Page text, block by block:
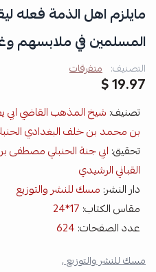
مايلزم اهل الذمة فعله
المسلمين في ملابسهم
التصنيف: متفرقات
19.97 $
تصنيف: شيخ المذهب القاضي ابي
بن محمد بن خلف البغدادي
تحقيق: ابي جنة الحنبلي
القباني الرشيدي
دار النشر: مسك للنشر والتوزيع
مقاس الكتاب:
عدد الصفحات:
مسك للنشر والتوزيع ,